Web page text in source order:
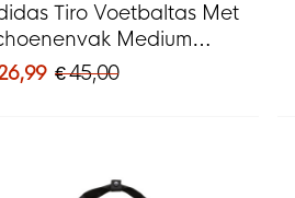
Tiro Voetbaltas Met
Medium
Wit
€ 45,00